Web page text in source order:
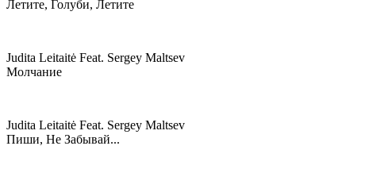
Летите, Голуби, Летите
Judita Leitaitė Feat. Sergey Maltsev
Молчание
Judita Leitaitė Feat. Sergey Maltsev
Пиши, Не Забывай...